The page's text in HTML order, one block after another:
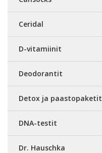
Ceridal
D-vitamiinit
Deodorantit
Detox ja paastopaketit
DNA-testit
Dr. Hauschka